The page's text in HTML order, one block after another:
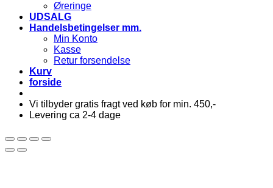
Øreringe
UDSALG
Handelsbetingelser mm.
Min Konto
Kasse
Retur forsendelse
Kurv
forside
Vi tilbyder gratis fragt ved køb for min. 450,-
Levering ca 2-4 dage